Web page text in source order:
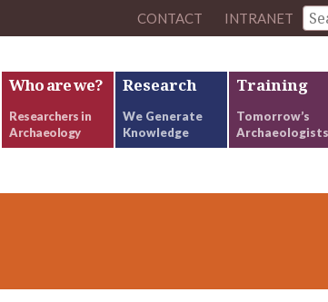
CONTACT INTRANET
Who are we?
Researchers in
Archaeology
Research
We Generate
Knowledge
Training
Tomorrow’s
Archaeologists